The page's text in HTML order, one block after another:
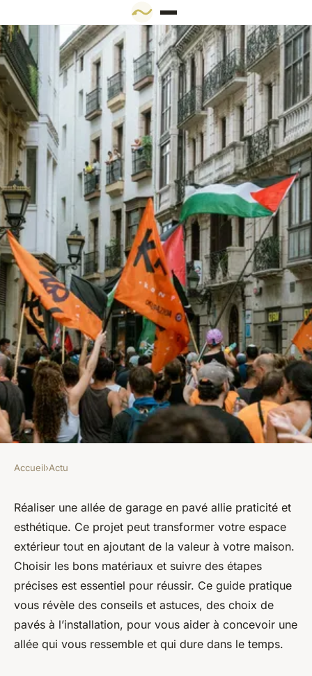
Comment faire une allée de
garage en pavé : guide
pratique et astuces
Clémence •2 octobre 2024•3 min de lecture
Accueil›Actu
Réaliser une allée de garage en pavé allie praticité et
esthétique. Ce projet peut transformer votre espace
extérieur tout en ajoutant de la valeur à votre maison.
Choisir les bons matériaux et suivre des étapes
précises est essentiel pour réussir. Ce guide pratique
vous révèle des conseils et astuces, des choix de
pavés à l’installation, pour vous aider à concevoir une
allée qui vous ressemble et qui dure dans le temps.